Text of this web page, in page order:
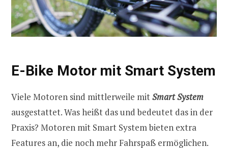
E-Bike Motor mit Smart System
Viele Motoren sind mittlerweile mitSmart System
ausgestattet. Was heißt das und bedeutet das in der
Praxis? Motoren mit Smart System bieten extra
Features an, die noch mehr Fahrspaß ermöglichen.